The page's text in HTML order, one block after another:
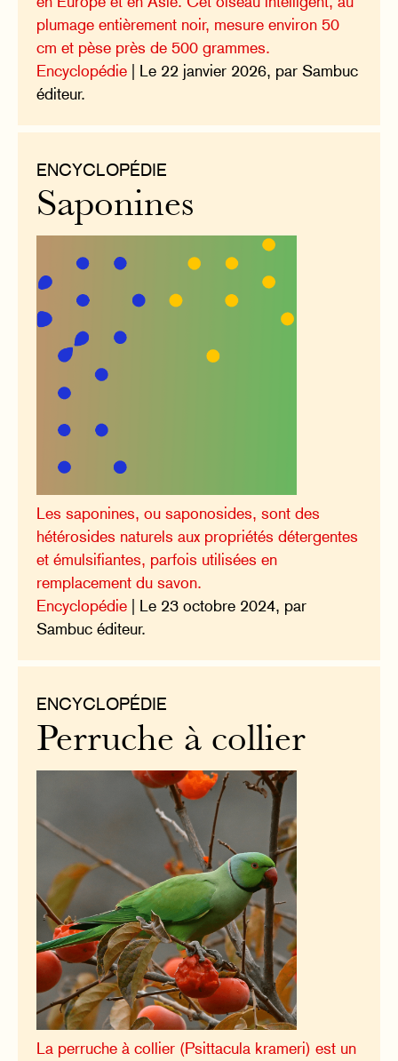
plumage entièrement noir, mesure environ 50
cm et pèse près de 500 grammes.
Encyclopédie | Le 22 janvier 2026, par Sambuc
éditeur.
ENCYCLOPÉDIE
Saponines
Les saponines, ou saponosides, sont des
hétérosides naturels aux propriétés détergentes
et émulsifiantes, parfois utilisées en
remplacement du savon.
Encyclopédie | Le 23 octobre 2024, par
Sambuc éditeur.
ENCYCLOPÉDIE
Perruche à collier
La perruche à collier (Psittacula krameri) est un